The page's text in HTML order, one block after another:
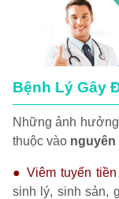
Bệnh Lý Gây
Những ảnh
thuộc vào nguyên
● Viêm tuyến tiền
sinh lý, sinh sản,